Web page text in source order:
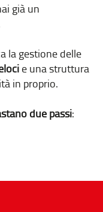
già un
la gestione delle
e una struttura
in proprio.
due passi: